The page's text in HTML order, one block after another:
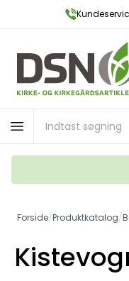
Forside/Produktkatalog/